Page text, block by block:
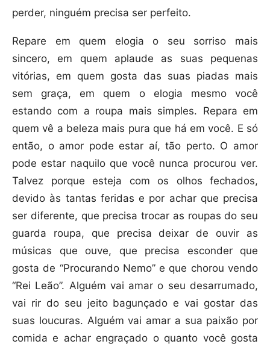
perder, ninguém precisa ser perfeito.
Repare em quem elogia o seu sorriso mais
sincero, em quem aplaude as suas pequenas
vitórias, em quem gosta das suas piadas mais
sem graça, em quem o elogia mesmo você
estando com a roupa mais simples. Repara em
quem vê a beleza mais pura que há em você. E só
então, o amor pode estar aí, tão perto. O amor
pode estar naquilo que você nunca procurou ver.
Talvez porque esteja com os olhos fechados,
devido às tantas feridas e por achar que precisa
ser diferente, que precisa trocar as roupas do seu
guarda roupa, que precisa deixar de ouvir as
músicas que ouve, que precisa esconder que
gosta de “Procurando Nemo” e que chorou vendo
“Rei Leão”. Alguém vai amar o seu desarrumado,
vai rir do seu jeito bagunçado e vai gostar das
suas loucuras. Alguém vai amar a sua paixão por
comida e achar engraçado o quanto você gosta